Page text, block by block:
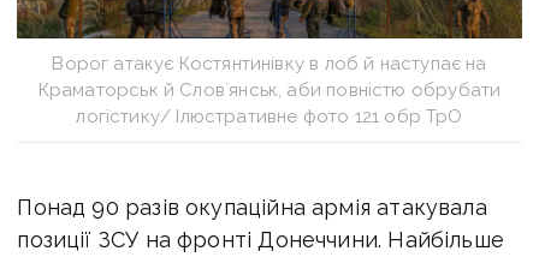
Ворог атакує Костянтинівку в лоб й наступає на
Краматорськ й Словʼянськ, аби повністю обрубати
логістику/ Ілюстративне фото 121 обр ТрО
Понад 90 разів окупаційна армія атакувала
позиції ЗСУ на фронті Донеччини. Найбільше